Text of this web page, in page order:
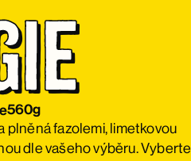
560g
plněná fazolemi, limetkovou
dle vašeho výběru. Vyberte